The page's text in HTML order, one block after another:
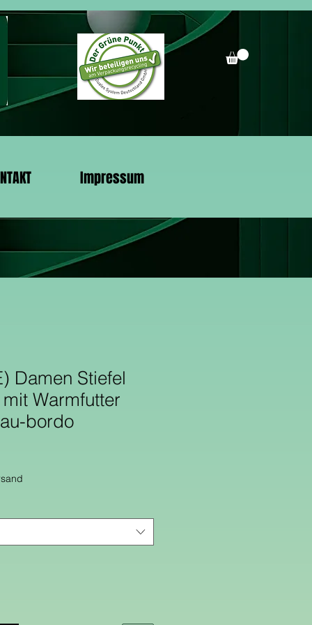
Impressum
Damen Stiefel
Warmfutter
bordo